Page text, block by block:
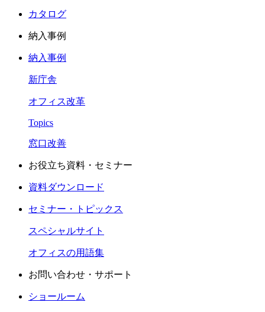
カタログ
納入事例
納入事例
新庁舎
オフィス改革
Topics
窓口改善
お役立ち資料・セミナー​
資料ダウンロード
セミナー・トピックス​
スペシャルサイト
オフィスの用語集
お問い合わせ・サポート
ショールーム